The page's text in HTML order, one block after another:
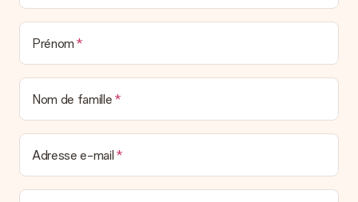
Prénom
Nom de famille
Adresse e-mail